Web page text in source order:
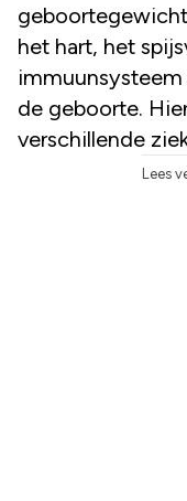
het hart, het
de geboorte.
verschillende
Lees